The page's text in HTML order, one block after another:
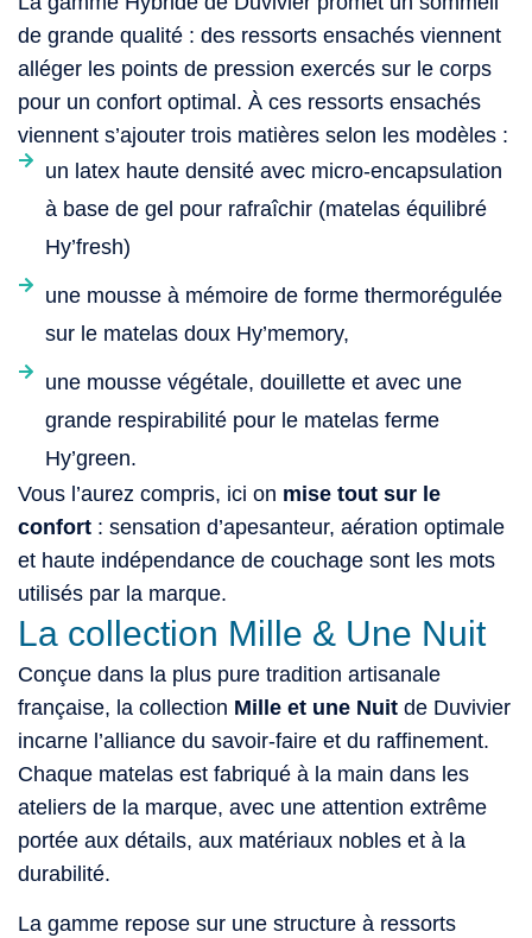
de grande qualité : des ressorts ensachés viennent
alléger les points de pression exercés sur le corps
pour un confort optimal. À ces ressorts ensachés
viennent s’ajouter trois matières selon les modèles :
un latex haute densité avec micro-encapsulation
à base de gel pour rafraîchir (matelas équilibré
Hy’fresh)
une mousse à mémoire de forme thermorégulée
sur le matelas doux Hy’memory,
une mousse végétale, douillette et avec une
grande respirabilité pour le matelas ferme
Hy’green.
Vous l’aurez compris, ici on mise tout sur le
confort : sensation d’apesanteur, aération optimale
et haute indépendance de couchage sont les mots
utilisés par la marque.
La collection Mille & Une Nuit
Conçue dans la plus pure tradition artisanale
française, la collection Mille et une Nuit de Duvivier
incarne l’alliance du savoir-faire et du raffinement.
Chaque matelas est fabriqué à la main dans les
ateliers de la marque, avec une attention extrême
portée aux détails, aux matériaux nobles et à la
durabilité.
La gamme repose sur une structure à ressorts